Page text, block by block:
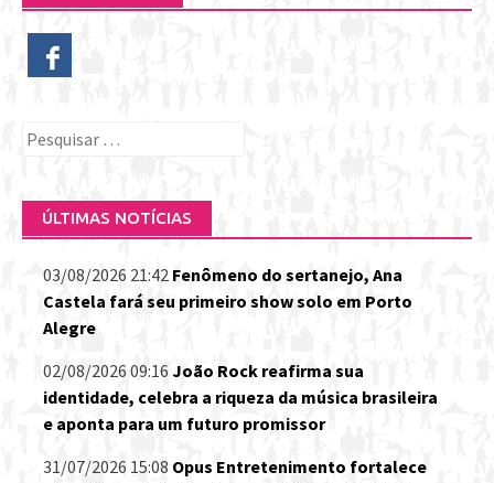
Pesquisar
ÚLTIMAS NOTÍCIAS
03/08/2026 21:42 Fenômeno do sertanejo, Ana
Castela fará seu primeiro show solo em Porto
Alegre
02/08/2026 09:16 João Rock reafirma sua
identidade, celebra a riqueza da música brasileira
e aponta para um futuro promissor
31/07/2026 15:08 Opus Entretenimento fortalece